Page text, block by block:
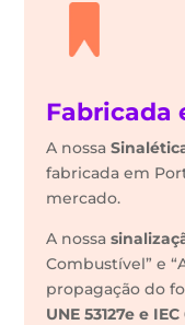
Fabricada
A nossa
fabricada em
mercado.
A nossa
Combustível” e
propagação do
UNE 53127e e